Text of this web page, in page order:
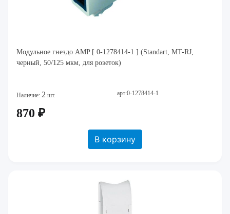
Модульное гнездо AMP [ 0-1278414-1 ] (Standart, MT-RJ,
черный, 50/125 мкм, для розеток)
Наличие: 2 шт. арт:0-1278414-1
870 ₽
В корзину